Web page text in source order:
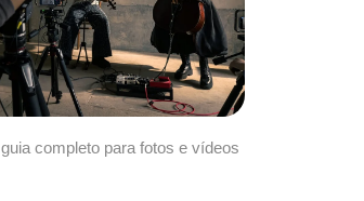
completo para fotos e vídeos